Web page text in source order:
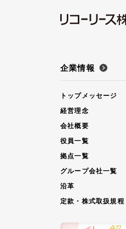
企業情報
トップメッセージ
経営理念
会社概要
役員一覧
拠点一覧
グループ会社一覧
沿革
定款・株式取扱規程